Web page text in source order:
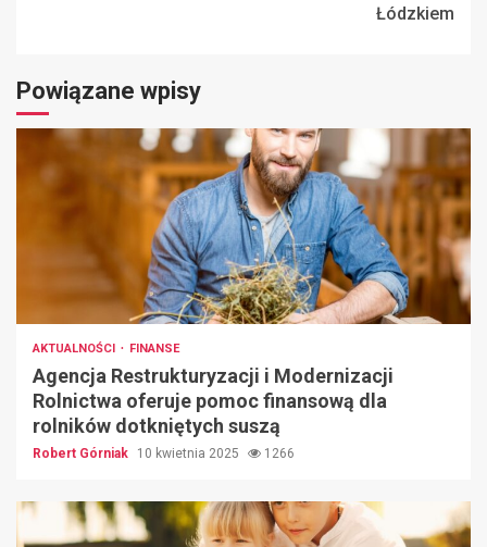
Łódzkiem
Powiązane wpisy
AKTUALNOŚCI FINANSE
Agencja Restrukturyzacji i Modernizacji
Rolnictwa oferuje pomoc finansową dla
rolników dotkniętych suszą
Robert Górniak 10 kwietnia 2025 1266